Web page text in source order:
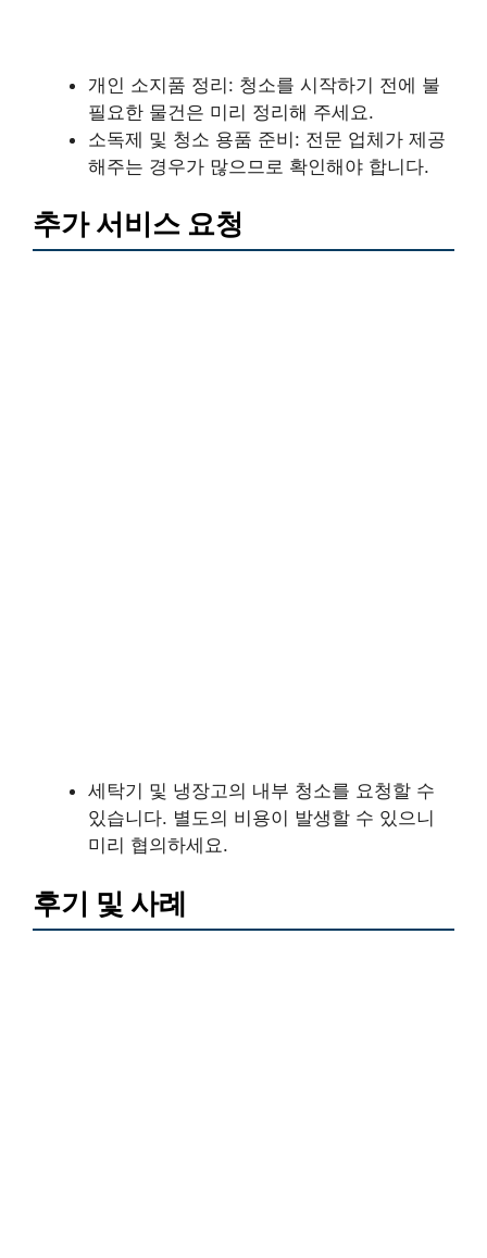
개인 소지품 정리: 청소를 시작하기 전에 불
필요한 물건은 미리 정리해 주세요.
소독제 및 청소 용품 준비: 전문 업체가 제공
해주는 경우가 많으므로 확인해야 합니다.
추가 서비스 요청
세탁기 및 냉장고의 내부 청소를 요청할 수
있습니다. 별도의 비용이 발생할 수 있으니
미리 협의하세요.
후기 및 사례